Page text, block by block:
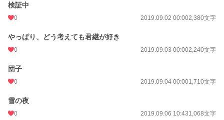
検証中
0 2019.09.02 00:002,380文字
やっぱり、どう考えても君継が好き
0 2019.09.03 00:002,240文字
団子
0 2019.09.04 00:001,710文字
雪の夜
0 2019.09.06 10:431,068文字